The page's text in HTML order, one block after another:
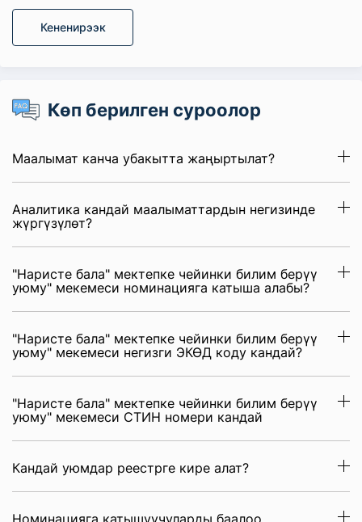
Кененирээк
Көп берилген суроолор
Маалымат канча убакытта жаңыртылат?
Аналитика кандай маалыматтардын негизинде
жүргүзүлөт?
"Наристе бала" мектепке чейинки билим берүү
уюму" мекемеси номинацияга катыша алабы?
"Наристе бала" мектепке чейинки билим берүү
уюму" мекемеси негизги ЭКӨД коду кандай?
"Наристе бала" мектепке чейинки билим берүү
уюму" мекемеси СТИН номери кандай
Кандай уюмдар реестрге кире алат?
Номинацияга катышуучуларды баалоо